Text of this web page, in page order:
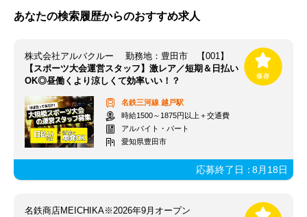
あなたの検索履歴からのおすすめ求人
株式会社アルバクルー 勤務地：豊田市 【001】
【スポーツ大会運営スタッフ】激レア／短期＆日払い
OK◎昼働くより涼しくて効率いい！？
名鉄三河線 越戸駅
時給1500～1875円以上＋交通費
アルバイト・パート
愛知県豊田市
応募終了日：8月18日
名鉄商店MEICHIKA※2026年9月オープン